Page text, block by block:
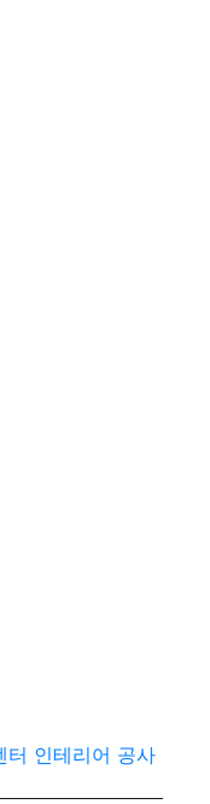
터 인테리어 공사